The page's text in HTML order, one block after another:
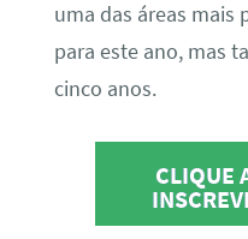
uma das áreas mais
para este ano, mas
cinco anos.
CLIQUE